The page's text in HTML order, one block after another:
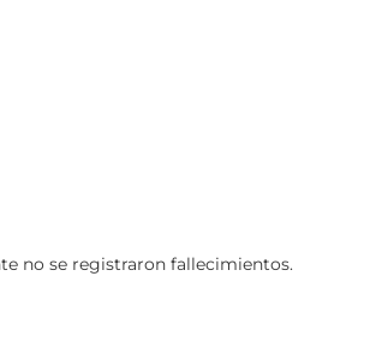
no se registraron fallecimientos.